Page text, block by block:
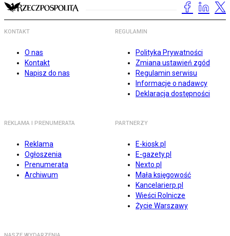
KONTAKT
O nas
Kontakt
Napisz do nas
REGULAMIN
Polityka Prywatności
Zmiana ustawień zgód
Regulamin serwisu
Informacje o nadawcy
Deklaracja dostępności
REKLAMA I PRENUMERATA
Reklama
Ogłoszenia
Prenumerata
Archiwum
PARTNERZY
E-kiosk.pl
E-gazety.pl
Nexto.pl
Mała księgowość
Kancelarierp.pl
Wieści Rolnicze
Życie Warszawy